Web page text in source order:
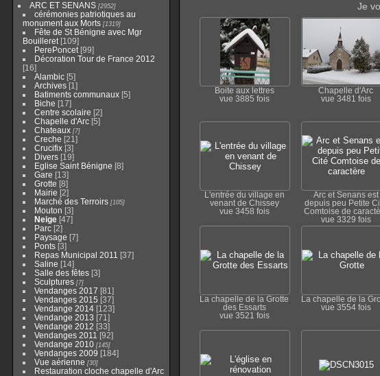
ARC ET SENANS 2952
cérémonies patriotiques au
monument aux Morts 1319
Fête de St Bénigne avec Mgr
Bouilleret 109
PerePoncet 99
Décoration Tour de France 2012
16
Alambic 5
Archives 1
Batiments communaux 5
Biche 17
Centre scolaire 2
Chapelle d'Arc 5
Chateaux 7
Creche 21
Crucifix 3
Divers 19
Eglise Saint Bénigne 8
Gare 13
Grotte 8
Mairie 2
Marché des Terroirs 105
Mouton 3
Neige 47
Parc 2
Paysage 7
Ponts 3
Repas Municipal 2011
37
Saline 14
Salle des fêtes 3
Sculptures 7
Vendanges 2017 81
Vendanges 2015 37
Vendange 2014 123
Vendange 2013 71
Vendange 2012 33
Vendanges 2011
92
Vendange 2010 145
Vendanges 2009 184
Vue aérienne 30
Restauration cloche chapelle d'Arc
Je
Boite aux lettres
vue 3885 fois
Chapelle d'Arc
vue 3481 fois
L'entrée du village en
venant de Chissey
vue 3458 fois
Arc et Senans est
depuis peu Petite
Comtoise de
vue 3329 fois
La chapelle de la Grotte
des Essarts
vue 3521 fois
La chapelle de la
vue 3554 fois